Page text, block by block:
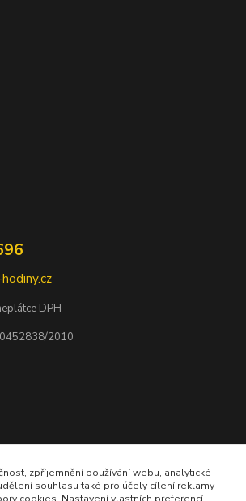
DPH
2010
So: 9,00 - 11,30 hod.
zpříjemnění používání webu, analytické
souhlasu také pro účely cílení reklamy